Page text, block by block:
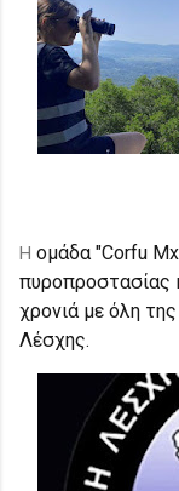
Η ομάδα "Corfu
πυροπροστασίας
χρονιά με όλη
Λέσχης.